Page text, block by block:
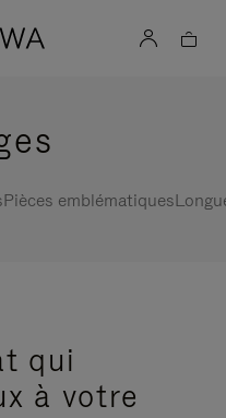
Pièces emblématiques
qui
à votre